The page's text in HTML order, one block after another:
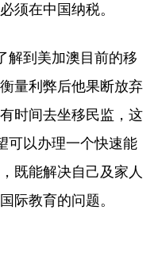
须在中国纳税。
解到美加澳目前的移
量利弊后他果断放弃
时间去坐移民监，这
可以办理一个快速能
既能解决自己及家人
际教育的问题。